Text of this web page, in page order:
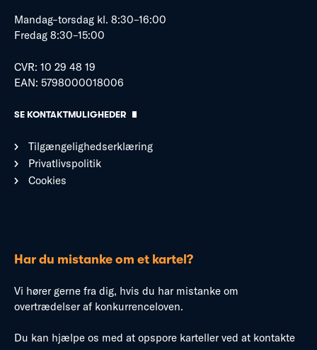
Mandag–torsdag kl. 8:30–16:00
Fredag 8:30–15:00
CVR: 10 29 48 19
EAN: 5798000018006
SE KONTAKTMULIGHEDER
Tilgængelighedserklæring
Privatlivspolitik
Cookies
Har du mistanke om et kartel?
Vi hører gerne fra dig, hvis du har mistanke om
overtrædelser af konkurrenceloven.
Du kan hjælpe os med at opspore karteller ved at kontakte